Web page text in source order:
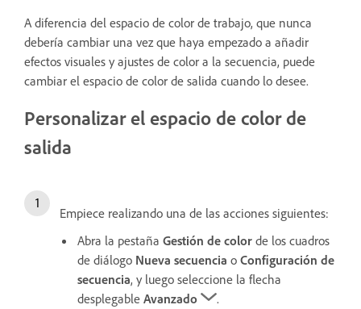
A diferencia del espacio de color de trabajo, que nunca
debería cambiar una vez que haya empezado a añadir
efectos visuales y ajustes de color a la secuencia, puede
cambiar el espacio de color de salida cuando lo desee.
Personalizar el espacio de color de
salida
Empiece realizando una de las acciones siguientes:
Abra la pestaña Gestión de color de los cuadros
de diálogo Nueva secuencia o Configuración de
secuencia, y luego seleccione la flecha
desplegable Avanzado
.